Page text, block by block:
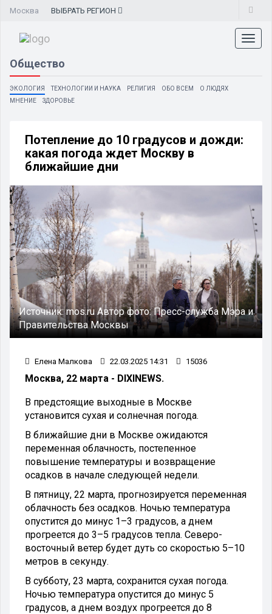
Москва ВЫБРАТЬ РЕГИОН
Общество
ЭКОЛОГИЯ ТЕХНОЛОГИИ И НАУКА РЕЛИГИЯ ОБО ВСЕМ
О ЛЮДЯХ
МНЕНИЕ
ЗДОРОВЬЕ
Потепление до 10 градусов и дожди:
какая погода ждет Москву в
ближайшие дни
Источник:mos.ruАвтор фото:Пресс-служба Мэра и
Правительства Москвы
Елена Малкова 22.03.2025 14:31 15036
Москва, 22 марта - DIXINEWS.
В предстоящие выходные в Москве
установится сухая и солнечная погода.
В ближайшие дни в Москве ожидаются
переменная облачность, постепенное
повышение температуры и возвращение
осадков в начале следующей недели.
В пятницу, 22 марта, прогнозируется переменная
облачность без осадков. Ночью температура
опустится до минус 1–3 градусов, а днем
прогреется до 3–5 градусов тепла. Северо-
восточный ветер будет дуть со скоростью 5–10
метров в секунду.
В субботу, 23 марта, сохранится сухая погода.
Ночью температура опустится до минус 5
градусов, а днем воздух прогреется до 8